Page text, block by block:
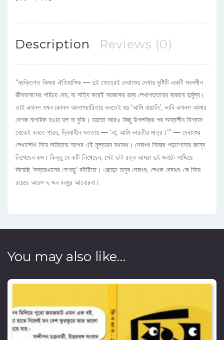
Description Reviews (0)
“ব্যক্তিগত কিম্বা ঐতিহাসিক — দুই ক্ষেত্রেই দেবাংশুর দেখার দৃষ্টিটি একটি মননশীল
জীবনবোধের পরিচয় দেয়, যা সত্যি করেই আজকের রম্য লেখাপত্তরের বাজারে দুর্মূল্য।
তাই এখনও যখন কোনও আলাপচারিতায় বলতেই হয় ‘আমি বাঙালি’, ভাবি এখনও আমার
দেশজ নাগরিক হওয়া হল না বুঝি। হয়তো আরও কিছু উপলব্ধির পর অন্তর্লীন বিশ্বাস
থেকেই বলতে পারব, দ্বিধাহীন সততায় — ‘না, আমি ভারতীয় মাত্র।’” — দেবাংশুর
লেখালেখি নিয়ে অমিতাভ নাগের এই মূল্যায়ন যথাযথ। দেবাংশু নিজের পড়াশোনার জন্যে
লিখেছেন কম। কিন্তু যে কটি লিখেছেন, সেই ছটা রত্ন আমরা দুই মলাটে সাজিয়ে
দিয়েছি ‘দস্তরখানের নেশাড়ু’ বইটিতে। এছাড়া মানুষ দেবাংশু, লেখক দেবাংশু-কে নিয়ে
রয়েছে আরও ছ জন বন্ধুর আলোচনা।
You may also like…